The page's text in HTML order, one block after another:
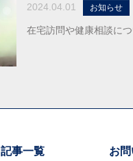
2024.04.01 お知らせ
在宅訪問や健康相談に
記事一覧 お